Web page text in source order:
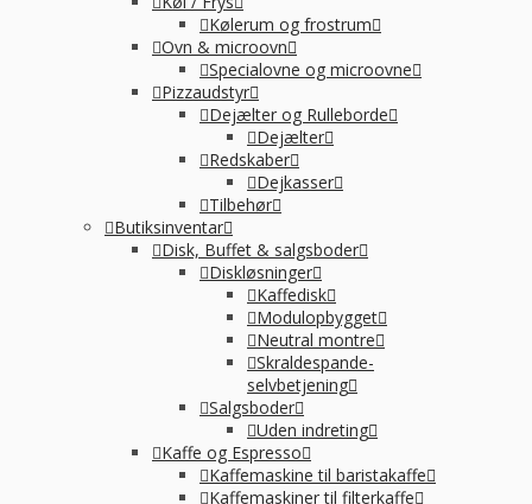
Kølerum og frostrum
Ovn & microovn
Specialovne og microovne
Pizzaudstyr
Dejælter og Rulleborde
Dejælter
Redskaber
Dejkasser
Tilbehør
Butiksinventar
Disk, Buffet & salgsboder
Diskløsninger
Kaffedisk
Modulopbygget
Neutral montre
Skraldespande-
selvbetjening
Salgsboder
Uden indreting
Kaffe og Espresso
Kaffemaskine til baristakaffe
Kaffemaskiner til filterkaffe